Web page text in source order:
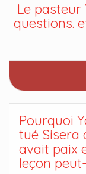
Le pasteur
questions.
Pourquoi
tué Sisera
avait paix
leçon